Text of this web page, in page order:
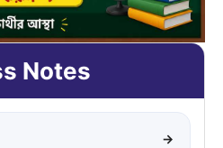
Notes
→